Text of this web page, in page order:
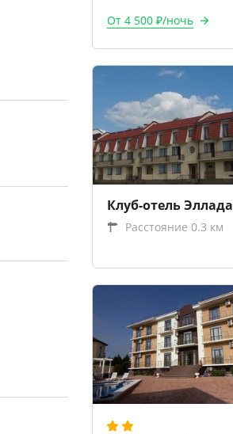
От 4 500 ₽/ночь
Клуб-отель Эллада
Расстояние 0.3 км